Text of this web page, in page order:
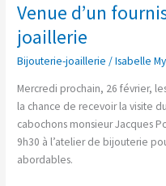
Venue d’un
joaillerie
Bijouterie-joaillerie /Isabelle
Mercredi prochain, 26 février,
la chance de recevoir la visite
cabochons monsieur Jacques
9h30 à l’atelier de bijouterie
abordables.
Venue
fournisseur
en